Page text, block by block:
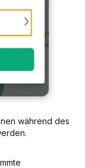
während des